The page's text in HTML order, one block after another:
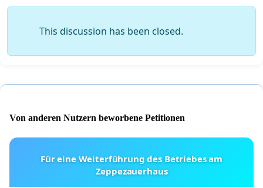
This discussion has been closed.
Von anderen Nutzern beworbene Petitionen
Für eine Weiterführung des Betriebes am
Zeppezauerhaus